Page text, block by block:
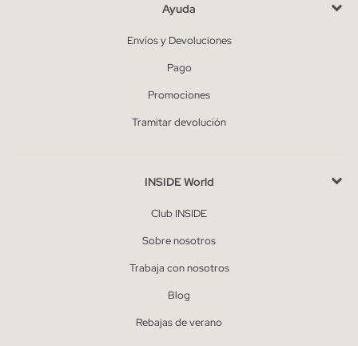
Ayuda
Envíos y Devoluciones
Pago
Promociones
Tramitar devolución
INSIDE World
Club INSIDE
Sobre nosotros
Trabaja con nosotros
Blog
Rebajas de verano